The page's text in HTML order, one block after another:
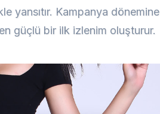
yansıtır. Kampanya dönemine
güçlü bir ilk izlenim oluşturur.